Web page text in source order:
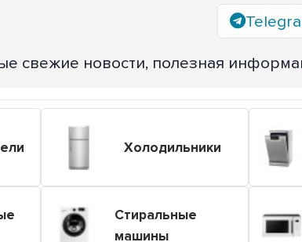
свежие новости, полезная
Холодильники
Стиральные
машины